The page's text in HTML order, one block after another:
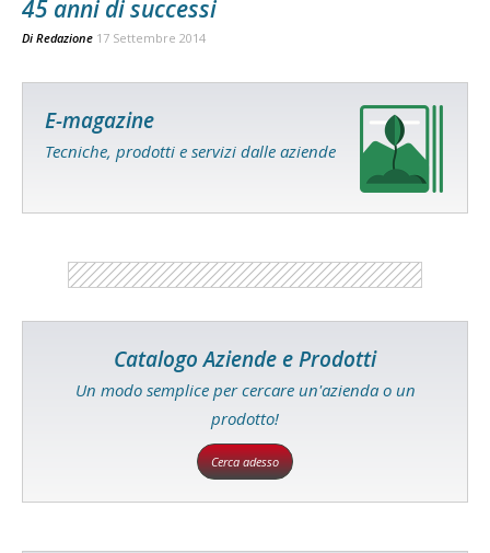
45 anni di successi
Di Redazione 17 Settembre 2014
E-magazine
Tecniche, prodotti e servizi dalle aziende
Catalogo Aziende e Prodotti
Un modo semplice per cercare un'azienda o un
prodotto!
Cerca adesso